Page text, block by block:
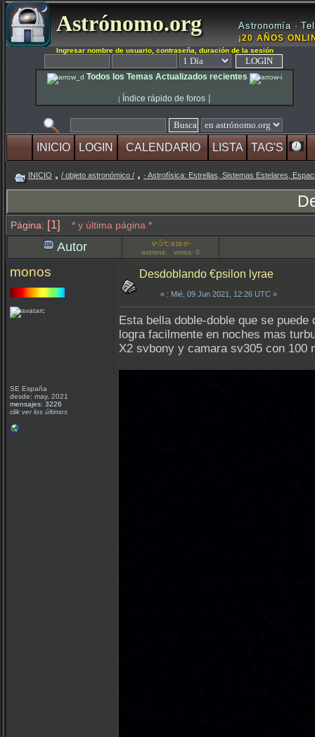
Astrónomo.org Astronomía ·
¡20 AÑOS
Ingresar nombre de usuario, contraseña, duración de la sesión
Todos los Temas Actualizados recientes
| Índice rápido de foros |
INICIO LOGIN CALENDARIO LISTA TAG'S
INICIO / objeto astronómico / · Astrofísica: Estrellas, Sistemas Estelares,
Página: [1] * y última página *
Autor astrons: votos: 0
monos
SE España
desde: may, 2021
mensajes: 3226
clik ver los últimos
Desdoblando €psilon lyrae
« : Mié, 09 Jun 2021, 12:26 UTC »
Esta bella doble-doble que se
logra facilmente en noches mas
X2 svbony y camara sv305 con 100